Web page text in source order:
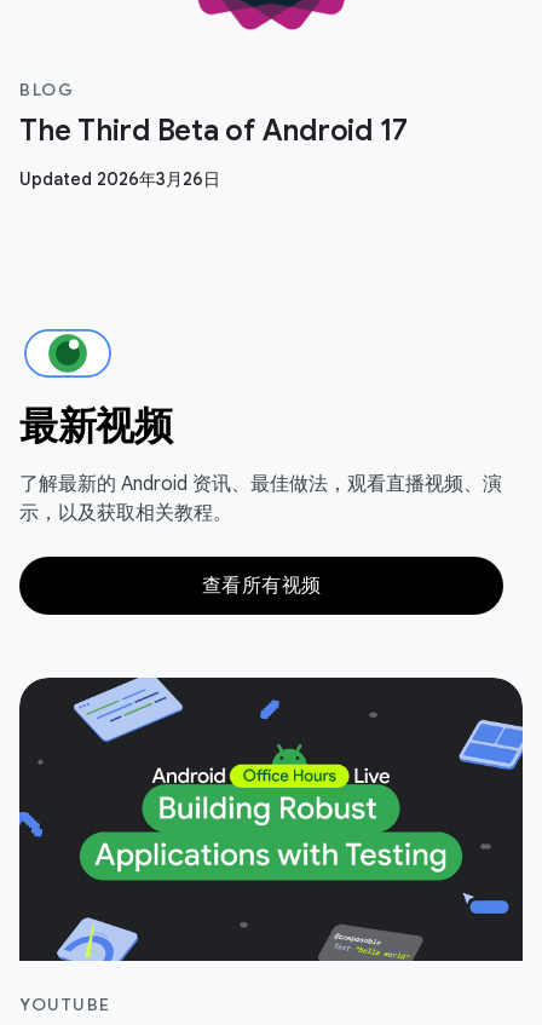
BLOG
The Third Beta of Android 17
Updated 2026年3月26日
最新视频
了解最新的 Android 资讯、最佳做法，观看直播视频、演
示，以及获取相关教程。
查看所有视频
YOUTUBE